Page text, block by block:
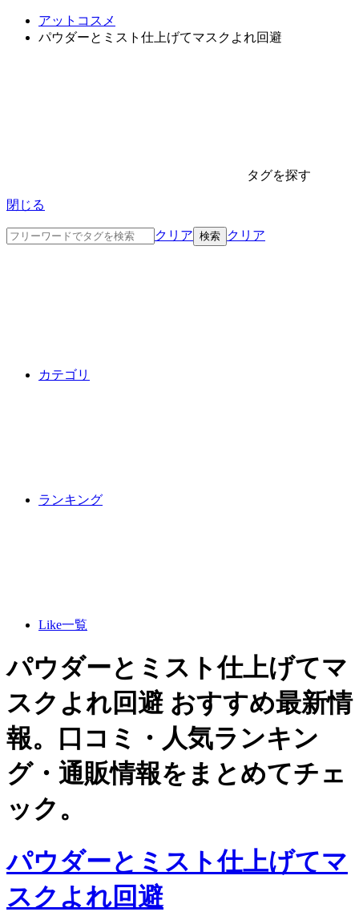
アットコスメ
パウダーとミスト仕上げてマスクよれ回避
タグを探す
閉じる
クリア クリア
カテゴリ
ランキング
Like一覧
パウダーとミスト仕上げてマ
スクよれ回避 おすすめ最新情
報。口コミ・人気ランキン
グ・通販情報をまとめてチェ
ック。
パウダーとミスト仕上げてマ
スクよれ回避